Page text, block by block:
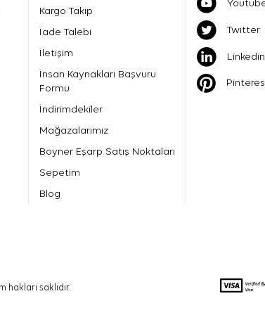
Kargo Takip
İade Talebi
İletişim
İnsan Kaynakları Başvuru
Formu
İndirimdekiler
Mağazalarımız
Boyner Eşarp Satış Noktaları
Sepetim
Blog
Twitter
Linkedin
hakları saklıdır.